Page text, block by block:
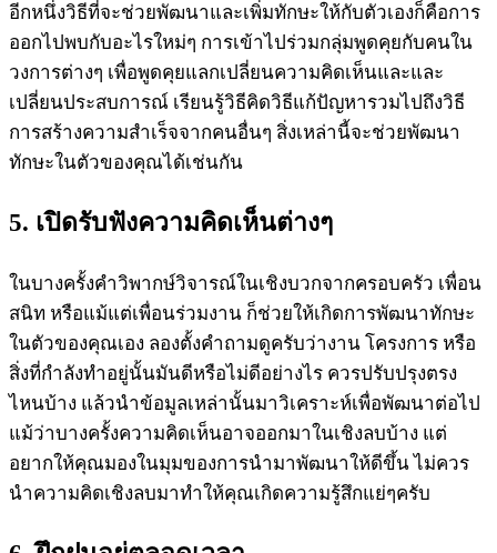
อีกหนึ่งวิธีที่จะช่วยพัฒนาและเพิ่มทักษะให้กับตัวเองก็คือการ
ออกไปพบกับอะไรใหม่ๆ การเข้าไปร่วมกลุ่มพูดคุยกับคนใน
วงการต่างๆ เพื่อพูดคุยแลกเปลี่ยนความคิดเห็นและและ
เปลี่ยนประสบการณ์ เรียนรู้วิธีคิดวิธีแก้ปัญหารวมไปถึงวิธี
การสร้างความสำเร็จจากคนอื่นๆ สิ่งเหล่านี้จะช่วยพัฒนา
ทักษะในตัวของคุณได้เช่นกัน
5. เปิดรับฟังความคิดเห็นต่างๆ
ในบางครั้งคำวิพากษ์วิจารณ์ในเชิงบวกจากครอบครัว เพื่อน
สนิท หรือแม้แต่เพื่อนร่วมงาน ก็ช่วยให้เกิดการพัฒนาทักษะ
ในตัวของคุณเอง ลองตั้งคำถามดูครับว่างาน โครงการ หรือ
สิ่งที่กำลังทำอยู่นั้นมันดีหรือไม่ดีอย่างไร ควรปรับปรุงตรง
ไหนบ้าง แล้วนำข้อมูลเหล่านั้นมาวิเคราะห์เพื่อพัฒนาต่อไป
แม้ว่าบางครั้งความคิดเห็นอาจออกมาในเชิงลบบ้าง แต่
อยากให้คุณมองในมุมของการนำมาพัฒนาให้ดีขึ้น ไม่ควร
นำความคิดเชิงลบมาทำให้คุณเกิดความรู้สึกแย่ๆครับ